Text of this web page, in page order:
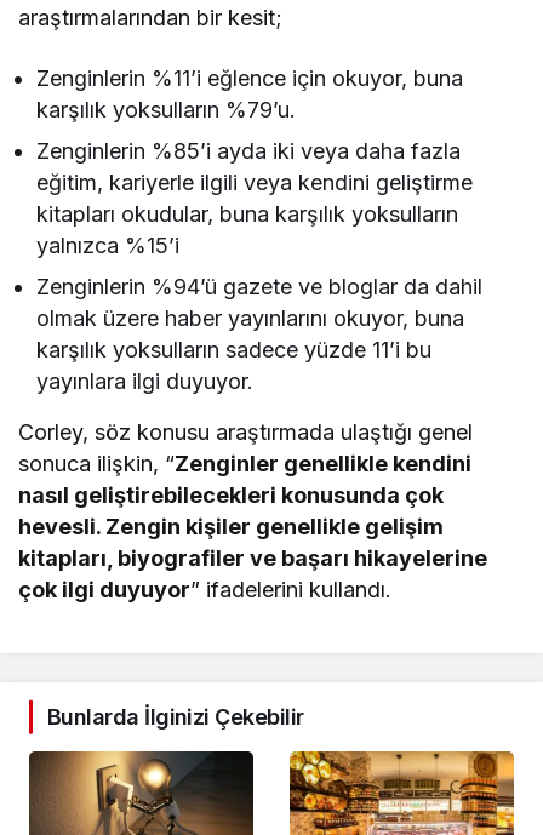
araştırmalarından bir kesit;
Zenginlerin %11’i eğlence için okuyor, buna
karşılık yoksulların %79’u.
Zenginlerin %85’i ayda iki veya daha fazla
eğitim, kariyerle ilgili veya kendini geliştirme
kitapları okudular, buna karşılık yoksulların
yalnızca %15’i
Zenginlerin %94’ü gazete ve bloglar da dahil
olmak üzere haber yayınlarını okuyor, buna
karşılık yoksulların sadece yüzde 11’i bu
yayınlara ilgi duyuyor.
Corley, söz konusu araştırmada ulaştığı genel
sonuca ilişkin, “Zenginler genellikle kendini
nasıl geliştirebilecekleri konusunda çok
hevesli. Zengin kişiler genellikle gelişim
kitapları, biyografiler ve başarı hikayelerine
çok ilgi duyuyor” ifadelerini kullandı.
Bunlarda İlginizi Çekebilir